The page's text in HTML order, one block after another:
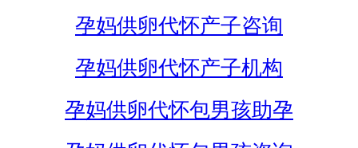
孕妈供卵代怀产子咨询
孕妈供卵代怀产子机构
孕妈供卵代怀包男孩助孕